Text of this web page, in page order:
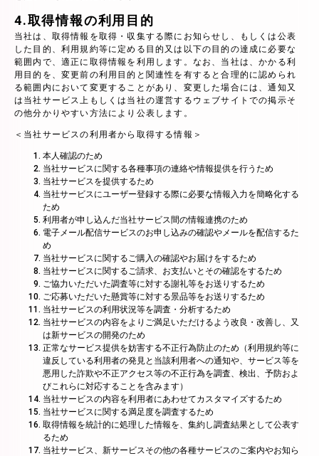
4.取得情報の利用目的
当社は、取得情報を取得・収集する際にお知らせし、もしくは公表
した目的、利用規約等に定める目的又は以下の目的の達成に必要な
範囲内で、適正に取得情報を利用します。なお、当社は、かかる利
用目的を、変更前の利用目的と関連性を有すると合理的に認められ
る範囲内において変更することがあり、変更した場合には、通知又
は当社サービス上もしくは当社の運営するウェブサイトでの掲示そ
の他分かりやすい方法により公表します。
＜当社サービスの利用者から取得する情報＞
本人確認のため
当社サービスに関する各種事項の連絡や情報提供を行うため
当社サービスを提供するため
当社サービスにユーザー登録する際に必要な情報入力を簡略化する
ため
利用者が申し込んだ当社サービス間の情報連携のため
電子メール配信サービスのお申し込みの確認やメールを配信するた
め
当社サービスに関するご購入の確認やお届けをするため
当社サービスに関するご請求、お支払いとその確認をするため
ご協力いただいた調査等に対する謝礼等をお送りするため
ご応募いただいた懸賞等に対する景品等をお送りするため
当社サービスの利用状況等を調査・分析するため
当社サービスの内容をよりご満足いただけるよう改良・改善し、又
は新サービスの開発のため
正常なサービス提供を妨害する不正行為防止のため（利用規約等に
違反している利用者の発見と当該利用者への通知や、サービス等を
悪用した詐欺や不正アクセス等の不正行為を調査、検出、予防およ
びこれらに対応することを含みます）
当社サービスの内容を利用者にあわせてカスタマイズするため
当社サービスに関する満足度を調査するため
取得情報を統計的に処理した情報を、集約し調査結果として公表す
るため
当社サービス、新サービスその他の各種サービスのご案内やお知ら